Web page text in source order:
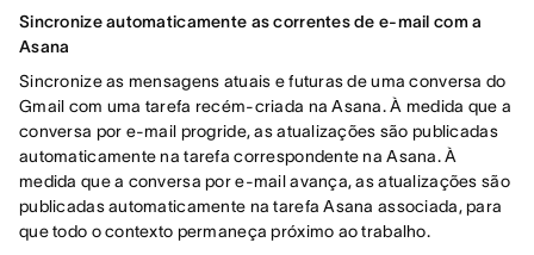
Sincronize automaticamente as correntes de e-mail com a
Asana
Sincronize as mensagens atuais e futuras de uma conversa do
Gmail com uma tarefa recém-criada na Asana. À medida que a
conversa por e-mail progride, as atualizações são publicadas
automaticamente na tarefa correspondente na Asana. À
medida que a conversa por e-mail avança, as atualizações são
publicadas automaticamente na tarefa Asana associada, para
que todo o contexto permaneça próximo ao trabalho.